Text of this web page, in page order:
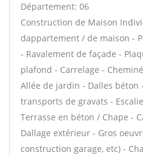
Département: 06
Construction de Maison
dappartement / de maison -
- Ravalement de façade -
plafond - Carrelage -
Allée de jardin - Dalles béton
transports de gravats -
Terrasse en béton / Chape -
Dallage extérieur - Gros
construction garage, etc) -